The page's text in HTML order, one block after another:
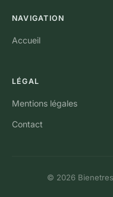
NAVIGATION
Accueil
LÉGAL
Mentions légales
Contact
© 2026